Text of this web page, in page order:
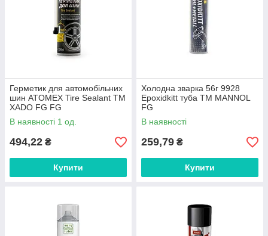
Герметик для автомобільних
шин ATOMEX Tire Sealant ТМ
XADO FG FG
В наявності 1 од.
494,22 ₴
Купити
Холодна зварка 56г 9928
Epoxidkitt туба ТМ MANNOL
FG
В наявності
259,79 ₴
Купити